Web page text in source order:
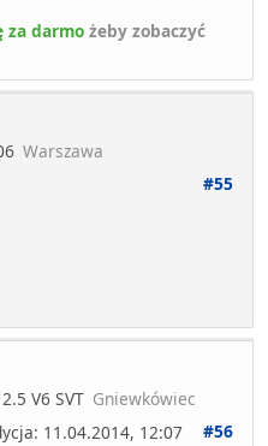
za darmo żeby zobaczyć
Warszawa
#55
V6 SVT Gniewkówiec
#56
: 11.04.2014, 12:07